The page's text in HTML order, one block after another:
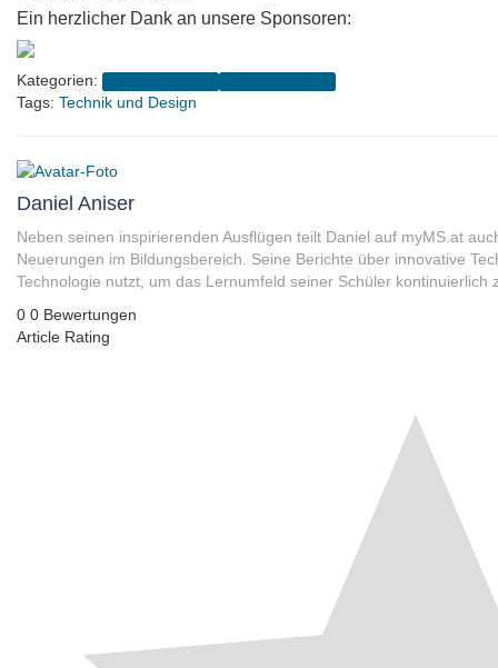
Ein herzlicher Dank an unsere Sponsoren:
Kategorien:
Tags: Technik und Design
Daniel Aniser
Neben seinen inspirierenden Ausflügen teilt Daniel auf myMS.at
Neuerungen im Bildungsbereich. Seine Berichte über innovative
Technologie nutzt, um das Lernumfeld seiner Schüler kontinuierlich
0 0 Bewertungen
Article Rating